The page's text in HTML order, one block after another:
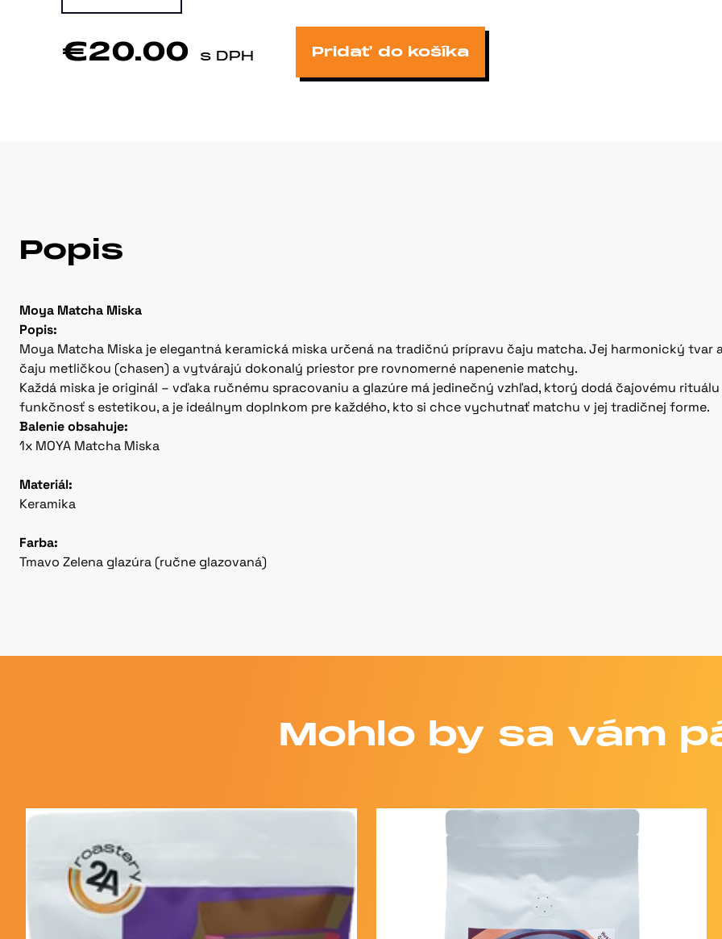
€20.00 s DPH Pridať do košíka
Popis
Moya Matcha Miska
Popis:
Moya Matcha Miska je elegantná keramická miska určená na tradičnú prípravu čaju matcha. Jej harmonický
čaju metličkou (chasen) a vytvárajú dokonalý priestor pre rovnomerné napenenie matchy.
Každá miska je originál – vďaka ručnému spracovaniu a glazúre má jedinečný vzhľad, ktorý dodá čajovému
funkčnosť s estetikou, a je ideálnym doplnkom pre každého, kto si chce vychutnať matchu v jej tradičnej forme.
Balenie obsahuje:
1x MOYA Matcha Miska
Materiál:
Keramika
Farba:
Tmavo Zelena glazúra (ručne glazovaná)
Mohlo by sa vám